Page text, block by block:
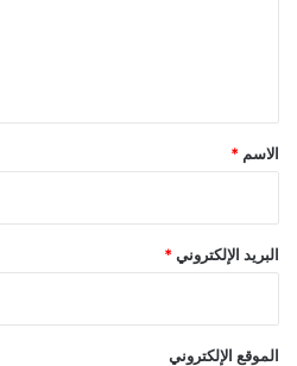
*
الاسم *
البريد الإلكتروني *
الموقع الإلكتروني